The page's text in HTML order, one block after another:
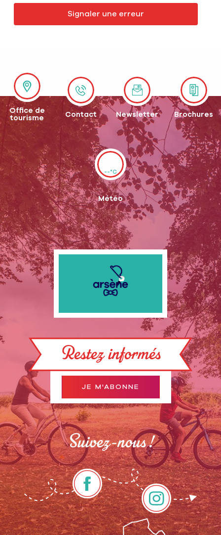
Description
Signaler une erreur
Office de
tourisme
Contact Newsletter Brochures
--°C
Météo
Restez informés
JE M'ABONNE
Suivez-nous !